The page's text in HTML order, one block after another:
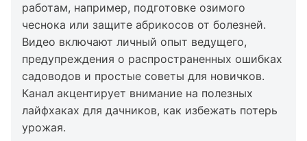
работам, например, подготовке озимого
чеснока или защите абрикосов от болезней.
Видео включают личный опыт ведущего,
предупреждения о распространенных ошибках
садоводов и простые советы для новичков.
Канал акцентирует внимание на полезных
лайфхаках для дачников, как избежать потерь
урожая.